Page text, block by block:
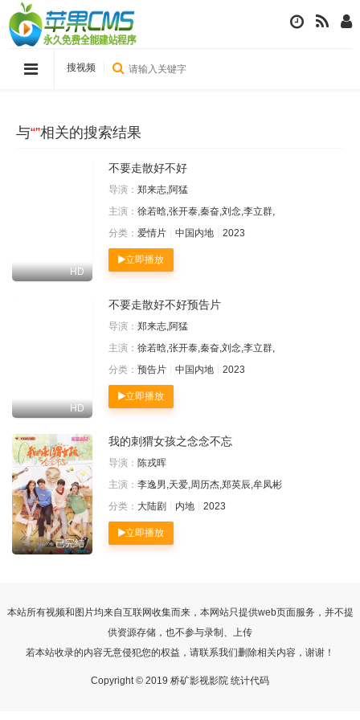
搜视频
与“”相关的搜索结果
HD
不要走散好不好
导演： 郑来志,阿猛
主演： 徐若晗,张开泰,秦奋,刘念,李立群,
分类： 爱情片 中国内地 2023
立即播放
HD
不要走散好不好预告片
导演： 郑来志,阿猛
主演： 徐若晗,张开泰,秦奋,刘念,李立群,
分类： 预告片 中国内地 2023
立即播放
已完结
我的刺猬女孩之念念不忘
导演： 陈戎晖
主演： 李逸男,天爱,周历杰,郑英辰,牟凤彬
分类： 大陆剧 内地 2023
立即播放
本站所有视频和图片均来自互联网收集而来，本网站只提供web页面服务，并不提
供资源存储，也不参与录制、上传
若本站收录的内容无意侵犯您的权益，请联系我们删除相关内容，谢谢！
Copyright © 2019 桥矿影视影院 统计代码